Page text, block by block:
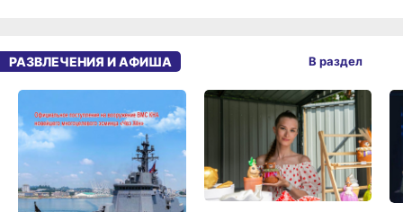
РАЗВЛЕЧЕНИЯ И АФИША В раздел